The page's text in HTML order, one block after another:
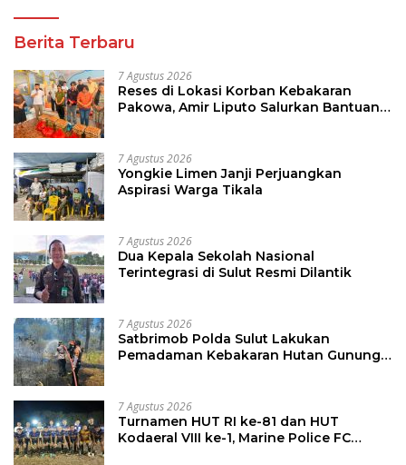
Berita Terbaru
7 Agustus 2026
Reses di Lokasi Korban Kebakaran
Pakowa, Amir Liputo Salurkan Bantuan
7 Agustus 2026
Yongkie Limen Janji Perjuangkan
Aspirasi Warga Tikala
7 Agustus 2026
Dua Kepala Sekolah Nasional
Terintegrasi di Sulut Resmi Dilantik
7 Agustus 2026
Satbrimob Polda Sulut Lakukan
Pemadaman Kebakaran Hutan Gunung
7 Agustus 2026
Turnamen HUT RI ke-81 dan HUT
Kodaeral VIII ke-1, Marine Police FC